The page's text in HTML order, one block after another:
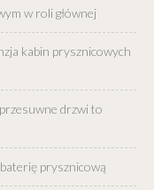
w roli głównej
kabin prysznicowych
drzwi to
prysznicową